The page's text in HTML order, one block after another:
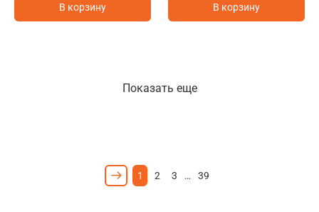
В корзину В корзину
Показать еще
1 2 3 … 39